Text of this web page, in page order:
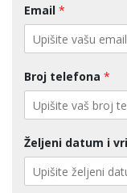
Email *
Broj telefona *
Željeni datum i